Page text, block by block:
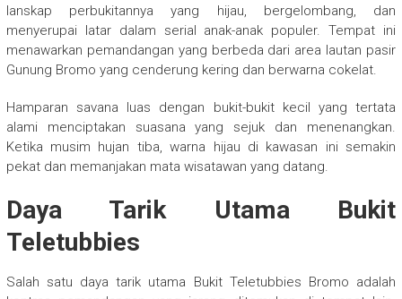
lanskap perbukitannya yang hijau, bergelombang, dan
menyerupai latar dalam serial anak-anak populer. Tempat ini
menawarkan pemandangan yang berbeda dari area lautan pasir
Gunung Bromo yang cenderung kering dan berwarna cokelat.
Hamparan savana luas dengan bukit-bukit kecil yang tertata
alami menciptakan suasana yang sejuk dan menenangkan.
Ketika musim hujan tiba, warna hijau di kawasan ini semakin
pekat dan memanjakan mata wisatawan yang datang.
Daya Tarik Utama Bukit
Teletubbies
Salah satu daya tarik utama Bukit Teletubbies Bromo adalah